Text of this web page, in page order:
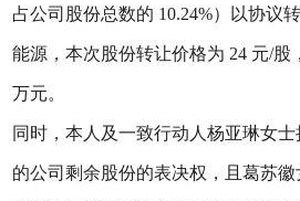
占公司股份总数的 10.24%）以协议
能源，本次股份转让价格为 24 元/股
万元。
同时，本人及一致行动人杨亚琳女
的公司剩余股份的表决权，且葛苏